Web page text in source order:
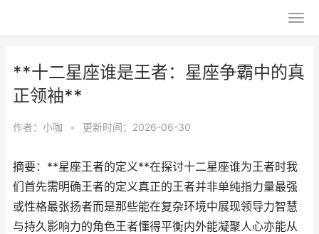
**十二星座谁是王者：星座争霸中的真
正领袖**
作者： 小咖 • 更新时间：2026-06-30
摘要：**星座王者的定义**在探讨十二星座谁为王者时我
们首先需明确王者的定义真正的王者并非单纯指力量最强
或性格最张扬者而是那些能在复杂环境中展现领导力智慧
与持久影响力的角色王者懂得平衡内外能凝聚人心亦能从